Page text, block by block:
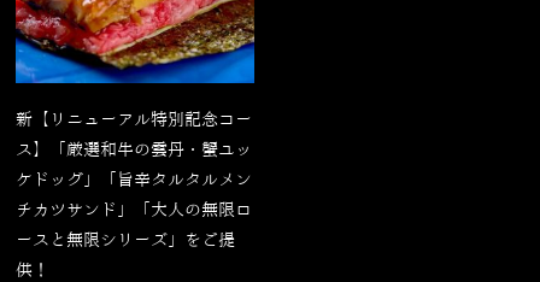
新【リニューアル特別記念コー
ス】「厳選和牛の雲丹・蟹ユッ
ケドッグ」「旨辛タルタルメン
チカツサンド」「大人の無限ロ
ースと無限シリーズ」をご提
供！